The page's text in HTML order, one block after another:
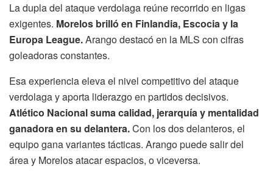
La dupla del ataque verdolaga reúne recorrido en ligas
exigentes. Morelos brilló en Finlandia, Escocia y la
Europa League.Arango destacó en la MLS con cifras
goleadoras constantes.
Esa experiencia eleva el nivel competitivo del ataque
verdolaga y aporta liderazgo en partidos decisivos.
Atlético Nacional suma calidad, jerarquía y mentalidad
ganadora en su delantera.Con los dos delanteros, el
equipo gana variantes tácticas. Arango puede salir del
área y Morelos atacar espacios, o viceversa.